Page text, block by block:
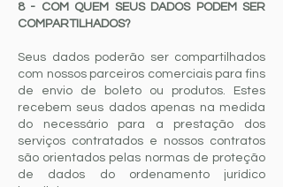
8 - COM QUEM SEUS DADOS PODEM SER
COMPARTILHADOS?
Seus dados poderão ser compartilhados
com nossos parceiros comerciais para fins
de envio de boleto ou produtos. Estes
recebem seus dados apenas na medida
do necessário para a prestação dos
serviços contratados e nossos contratos
são orientados pelas normas de proteção
de dados do ordenamento jurídico